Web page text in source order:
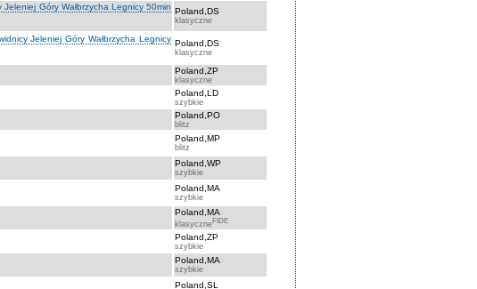
Góry Wałbrzycha Legnicy 50min Poland,DS
klasyczne
Jeleniej Góry Wałbrzycha Legnicy Poland,DS
klasyczne
Poland,ZP
klasyczne
Poland,LD
szybkie
Poland,PO
blitz
Poland,MP
blitz
Poland,WP
szybkie
Poland,MA
szybkie
Poland,MA
klasyczneFIDE
Poland,ZP
szybkie
Poland,MA
szybkie
Poland,SL